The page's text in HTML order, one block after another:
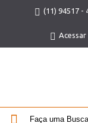
(11) 94517 -
Acessar